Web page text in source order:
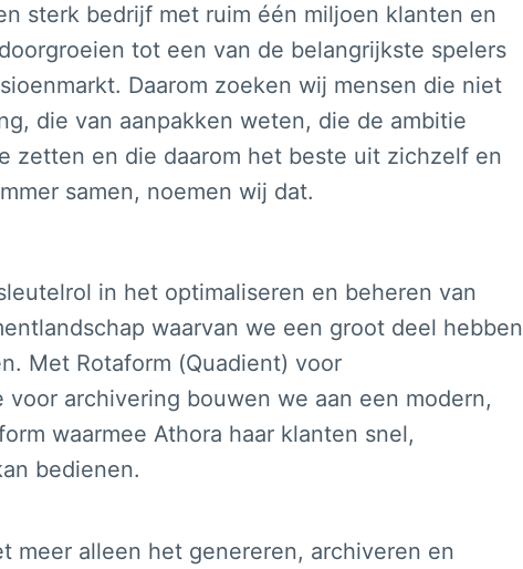
sterk bedrijf met ruim één miljoen klanten en
tot een van de belangrijkste spelers
Daarom zoeken wij mensen die niet
die van aanpakken weten, die de ambitie
zetten en die daarom het beste uit zichzelf en
samen, noemen wij dat.
in het optimaliseren en beheren van
waarvan we een groot deel hebben
Met Rotaform (Quadient) voor
archivering bouwen we aan een modern,
waarmee Athora haar klanten snel,
bedienen.
meer alleen het genereren, archiveren en